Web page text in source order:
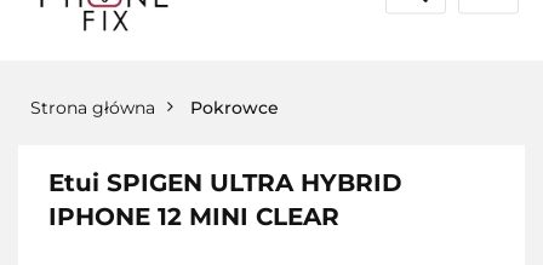
Strona główna Pokrowce
Etui SPIGEN ULTRA HYBRID
IPHONE 12 MINI CLEAR